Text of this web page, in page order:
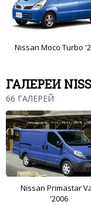
Nissan Moco Turbo
ГАЛЕРЕИ
66 ГАЛЕРЕЙ
Nissan Primastar
'2006